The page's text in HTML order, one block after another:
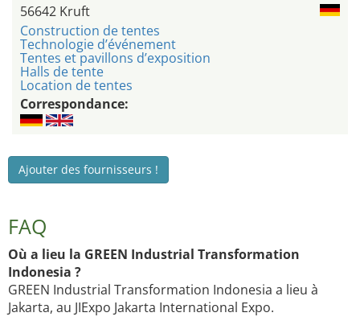
56642 Kruft
Construction de tentes
Technologie d’événement
Tentes et pavillons d’exposition
Halls de tente
Location de tentes
Correspondance:
Ajouter des fournisseurs !
FAQ
Où a lieu la GREEN Industrial Transformation
Indonesia ?
GREEN Industrial Transformation Indonesia a lieu à
Jakarta, au JIExpo Jakarta International Expo.